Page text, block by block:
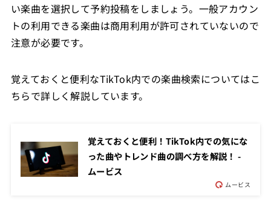
い楽曲を選択して予約投稿をしましょう。一般アカウン
トの利用できる楽曲は商用利用が許可されていないので
注意が必要です。
覚えておくと便利なTikTok内での楽曲検索についてはこ
ちらで詳しく解説しています。
覚えておくと便利！TikTok内での気にな
った曲やトレンド曲の調べ方を解説！ -
ムービス
ムービス